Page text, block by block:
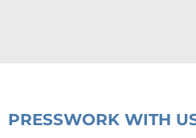
PRESSWORK WITH